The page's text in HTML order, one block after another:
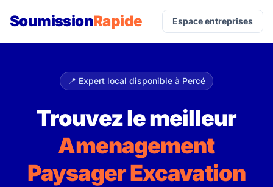
SoumissionRapide Espace entreprises
📍 Expert local disponible à Percé
Trouvez le meilleur
Amenagement
Paysager Excavation